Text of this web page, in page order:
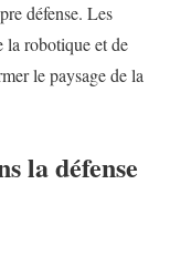
défense. Les
la robotique et de
le paysage de la
la défense